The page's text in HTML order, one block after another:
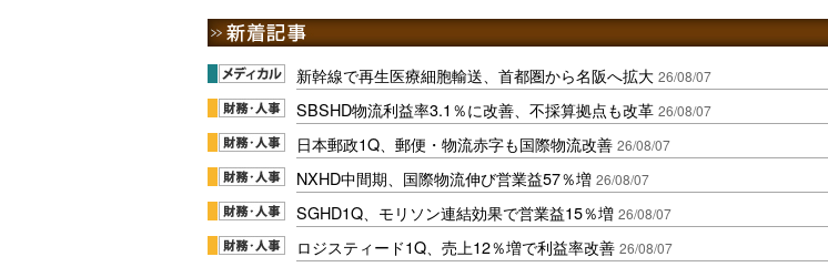
新幹線で再生医療細胞輸送、首都圏から名阪へ拡大 26/08/07
SBSHD物流利益率3.1％に改善、不採算拠点も改革 26/08/07
日本郵政1Q、郵便・物流赤字も国際物流改善 26/08/07
NXHD中間期、国際物流伸び営業益57％増 26/08/07
SGHD1Q、モリソン連結効果で営業益15％増 26/08/07
ロジスティード1Q、売上12％増で利益率改善 26/08/07